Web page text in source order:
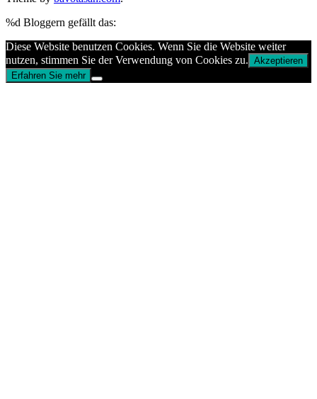
%d Bloggern gefällt das:
Diese Website benutzen Cookies. Wenn Sie die Website weiter
nutzen, stimmen Sie der Verwendung von Cookies zu. Akzeptieren
Erfahren Sie mehr